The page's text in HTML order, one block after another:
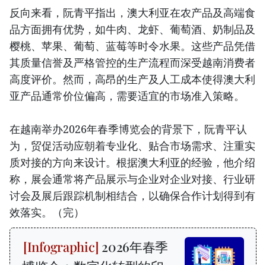
反向来看，阮青平指出，澳大利亚在农产品及高端食
品方面拥有优势，如牛肉、龙虾、葡萄酒、奶制品及
樱桃、苹果、葡萄、蓝莓等时令水果。这些产品凭借
其质量信誉及严格管控的生产流程而深受越南消费者
高度评价。然而，高昂的生产及人工成本使得澳大利
亚产品通常价位偏高，需要适宜的市场准入策略。
在越南举办2026年春季博览会的背景下，阮青平认
为，贸促活动应朝着专业化、贴合市场需求、注重实
质对接的方向来设计。根据澳大利亚的经验，他介绍
称，展会通常将产品展示与企业对企业对接、行业研
讨会及展后跟踪机制相结合，以确保合作计划得到有
效落实。（完）
2026年春季